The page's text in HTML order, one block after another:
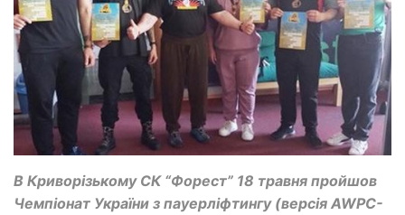
В Криворізькому СК “Форест” 18 травня пройшов
Чемпіонат України з пауерліфтингу (версія AWPC-